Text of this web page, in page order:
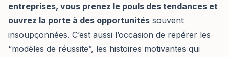
entreprises, vous prenez le pouls des tendances et
ouvrez la porte à des opportunités souvent
insoupçonnées. C’est aussi l’occasion de repérer les
“modèles de réussite”, les histoires motivantes qui